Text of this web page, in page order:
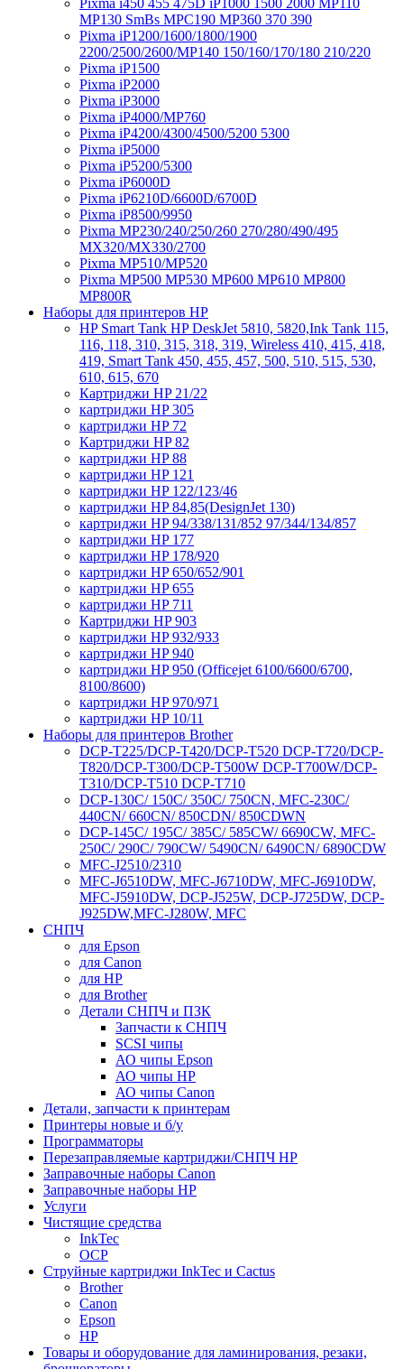
Pixma i450 455 475D iP1000 1500 2000 MP110
MP130 SmBs MPC190 MP360 370 390
Pixma iP1200/1600/1800/1900
2200/2500/2600/MP140 150/160/170/180 210/220
Pixma iP1500
Pixma iP2000
Pixma iP3000
Pixma iP4000/MP760
Pixma iP4200/4300/4500/5200 5300
Pixma iP5000
Pixma iP5200/5300
Pixma iP6000D
Pixma iP6210D/6600D/6700D
Pixma iP8500/9950
Pixma MP230/240/250/260 270/280/490/495
MX320/MX330/2700
Pixma MP510/MP520
Pixma MP500 MP530 MP600 MP610 MP800
MP800R
Наборы для принтеров HP
HP Smart Tank HP DeskJet 5810, 5820,Ink Tank 115,
116, 118, 310, 315, 318, 319, Wireless 410, 415, 418,
419, Smart Tank 450, 455, 457, 500, 510, 515, 530,
610, 615, 670
Картриджи HP 21/22
картриджи HP 305
картриджи HP 72
Картриджи HP 82
картриджи HP 88
картриджи HP 121
картриджи HP 122/123/46
картриджи HP 84,85(DesignJet 130)
картриджи HP 94/338/131/852 97/344/134/857
картриджи HP 177
картриджи HP 178/920
картриджи HP 650/652/901
картриджи HP 655
картриджи HP 711
Картриджи HP 903
картриджи HP 932/933
картриджи HP 940
картриджи HP 950 (Officejet 6100/6600/6700,
8100/8600)
картриджи HP 970/971
картриджи HP 10/11
Наборы для принтеров Brother
DCP-T225/DCP-T420/DCP-T520 DCP-T720/DCP-
T820/DCP-T300/DCP-T500W DCP-T700W/DCP-
T310/DCP-T510 DCP-T710
DCP-130C/ 150C/ 350C/ 750CN, MFC-230C/
440CN/ 660CN/ 850CDN/ 850CDWN
DCP-145C/ 195C/ 385C/ 585CW/ 6690CW, MFC-
250C/ 290C/ 790CW/ 5490CN/ 6490CN/ 6890CDW
MFC-J2510/2310
MFC-J6510DW, MFC-J6710DW, MFC-J6910DW,
MFC-J5910DW, DCP-J525W, DCP-J725DW, DCP-
J925DW,MFC-J280W, MFC
СНПЧ
для Epson
для Canon
для HP
для Brother
Детали СНПЧ и ПЗК
Запчасти к СНПЧ
SCSI чипы
АО чипы Epson
АО чипы HP
АО чипы Canon
Детали, запчасти к принтерам
Принтеры новые и б/у
Программаторы
Перезаправляемые картриджи/СНПЧ HP
Заправочные наборы Canon
Заправочные наборы HP
Услуги
Чистящие средства
InkTec
OCP
Струйные картриджи InkTec и Cactus
Brother
Canon
Epson
HP
Товары и оборудование для ламинирования, резаки,